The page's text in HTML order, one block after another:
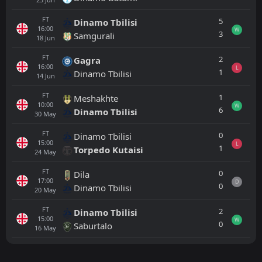
FT
16:00
18 Jun
Dinamo Tbilisi
Samgurali
5
3
W
FT
16:00
14 Jun
Gagra
Dinamo Tbilisi
2
1
L
FT
10:00
30 May
Meshakhte
Dinamo Tbilisi
1
6
W
FT
15:00
24 May
Dinamo Tbilisi
Torpedo Kutaisi
0
1
L
FT
17:00
20 May
Dila
Dinamo Tbilisi
0
0
D
FT
15:00
16 May
Dinamo Tbilisi
Saburtalo
2
0
W